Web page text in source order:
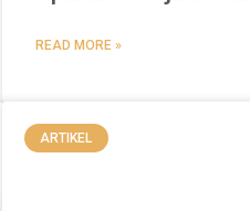
READ MORE »
ARTIKEL